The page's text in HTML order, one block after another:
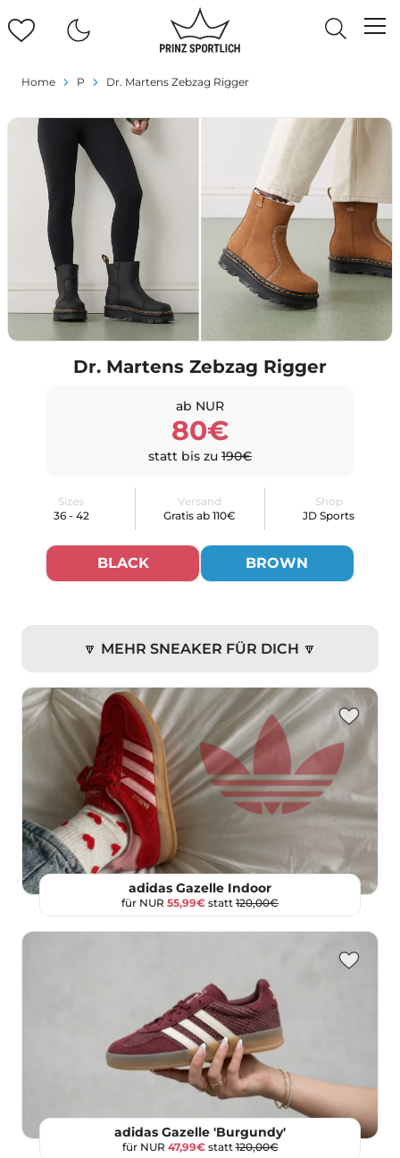
Home P Dr. Martens Zebzag Rigger
Dr. Martens Zebzag Rigger
ab NUR
80€
statt bis zu 190€
Sizes
36 - 42
Versand
Gratis ab 110€
Shop
JD Sports
BLACK BROWN
🔽 MEHR SNEAKER FÜR DICH 🔽
adidas Gazelle Indoor
für NUR 55,99€ statt 120,00€
adidas Gazelle 'Burgundy'
für NUR 47,99€statt120,00€